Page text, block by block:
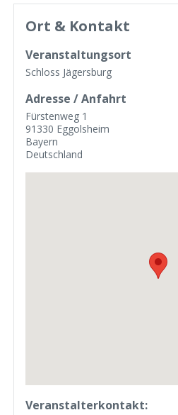
Ort & Kontakt
Veranstaltungsort
Schloss Jägersburg
Adresse / Anfahrt
Fürstenweg 1
91330 Eggolsheim
Bayern
Deutschland
Veranstalterkontakt: